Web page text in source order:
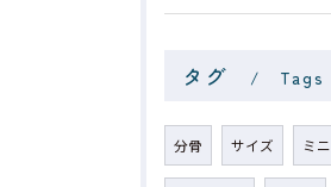
タグ Tags
分骨 サイズ ミニ